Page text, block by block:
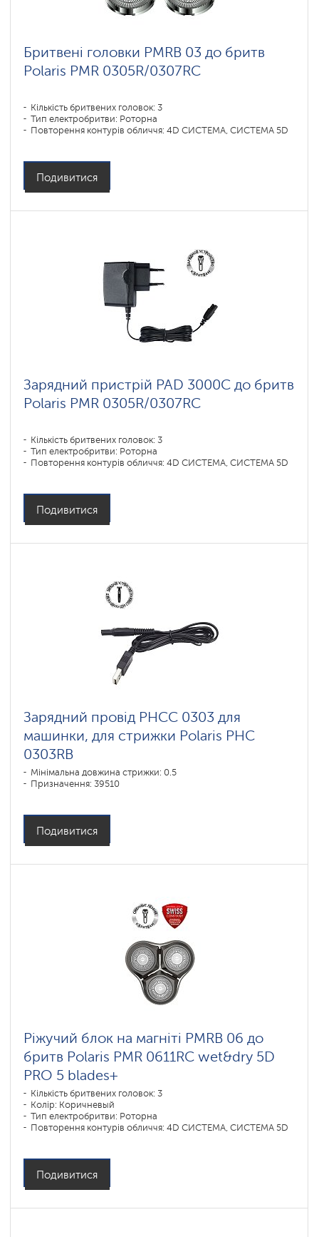
Бритвені головки PMRB 03 до бритв
Polaris PMR 0305R/0307RC
Кількість бритвених головок: 3
Тип електробритви: Роторна
Повторення контурів обличчя: 4D СИСТЕМА, СИСТЕМА 5D
Подивитися
Зарядний пристрій PAD 3000C до бритв
Polaris PMR 0305R/0307RC
Кількість бритвених головок: 3
Тип електробритви: Роторна
Повторення контурів обличчя: 4D СИСТЕМА, СИСТЕМА 5D
Подивитися
Зарядний провід PHCС 0303 для
машинки, для стрижки Polaris PHC
0303RB
Мінімальна довжина стрижки: 0.5
Призначення: 39510
Подивитися
Ріжучий блок на магніті PMRB 06 до
бритв Polaris PMR 0611RC wet&dry 5D
PRO 5 blades+
Кількість бритвених головок: 3
Колір: Коричневый
Тип електробритви: Роторна
Повторення контурів обличчя: 4D СИСТЕМА, СИСТЕМА 5D
Подивитися